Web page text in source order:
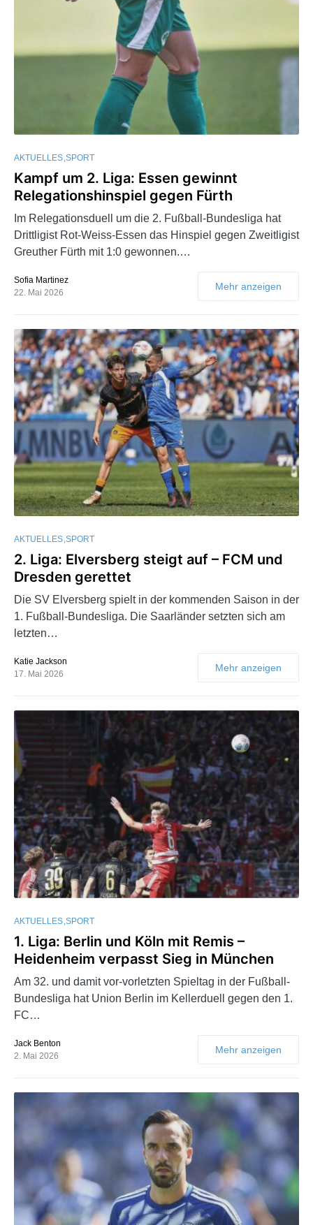
AKTUELLES SPORT
Kampf um 2. Liga: Essen gewinnt
Relegationshinspiel gegen Fürth
Im Relegationsduell um die 2. Fußball-Bundesliga hat
Drittligist Rot-Weiss-Essen das Hinspiel gegen Zweitligist
Greuther Fürth mit 1:0 gewonnen.…
Sofia Martinez
22. Mai 2026
Mehr anzeigen
AKTUELLES SPORT
2. Liga: Elversberg steigt auf – FCM und
Dresden gerettet
Die SV Elversberg spielt in der kommenden Saison in der
1. Fußball-Bundesliga. Die Saarländer setzten sich am
letzten…
Katie Jackson
17. Mai 2026
Mehr anzeigen
AKTUELLES SPORT
1. Liga: Berlin und Köln mit Remis –
Heidenheim verpasst Sieg in München
Am 32. und damit vor-vorletzten Spieltag in der Fußball-
Bundesliga hat Union Berlin im Kellerduell gegen den 1.
FC…
Jack Benton
2. Mai 2026
Mehr anzeigen